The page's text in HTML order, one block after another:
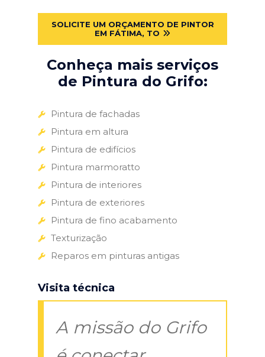
SOLICITE UM ORÇAMENTO DE PINTOR
EM FÁTIMA, TO
Conheça mais serviços
de Pintura do Grifo:
Pintura de fachadas
Pintura em altura
Pintura de edifícios
Pintura marmoratto
Pintura de interiores
Pintura de exteriores
Pintura de fino acabamento
Texturização
Reparos em pinturas antigas
Visita técnica
A missão do Grifo